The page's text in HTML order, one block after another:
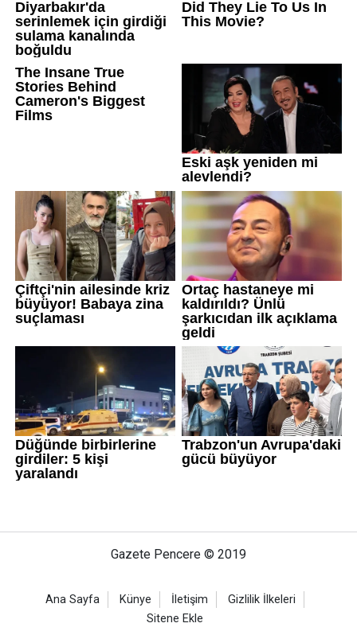
Gazete Pencere © 2019
Ana Sayfa Künye İletişim
Gizlilik İlkeleri
Sitene Ekle